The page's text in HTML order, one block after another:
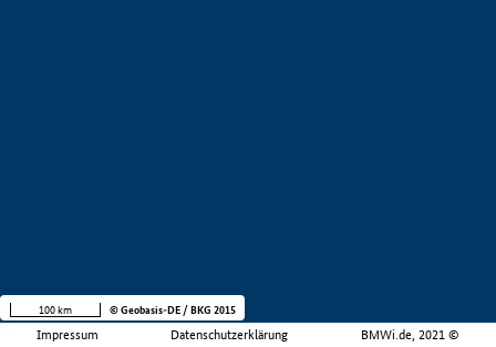
Impressum Datenschutzerklärung BMWi.de, 2021 ©
100 km © Geobasis-DE / BKG 2015